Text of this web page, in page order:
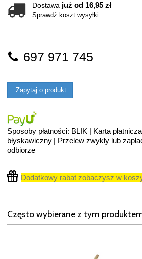
Dostawa już od 16,95 zł
Sprawdź koszt wysyłki
697 971 745
Zapytaj o produkt
Sposoby płatności: BLIK | Karta
błyskawiczny | Przelew zwykły lub
odbiorze
Dodatkowy rabat zobaczysz w
Często wybierane z tym